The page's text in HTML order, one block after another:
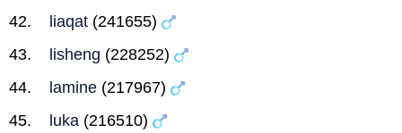
liaqat (241655)
lisheng (228252)
lamine (217967)
luka (216510)